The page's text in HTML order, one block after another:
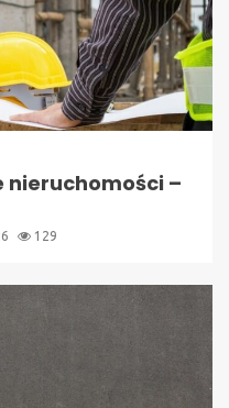
nieruchomości –
129